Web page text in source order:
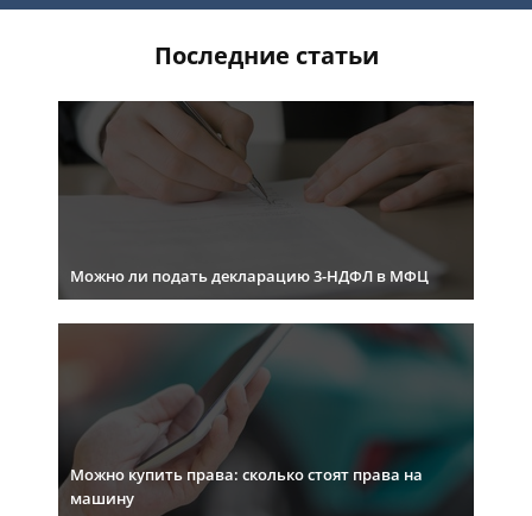
Последние статьи
Можно ли подать декларацию 3-НДФЛ в МФЦ
Можно купить права: сколько стоят права на
машину